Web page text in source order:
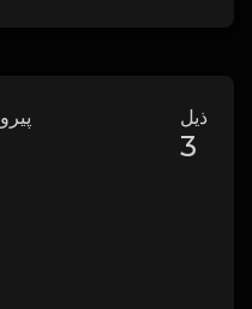
ذیل
3